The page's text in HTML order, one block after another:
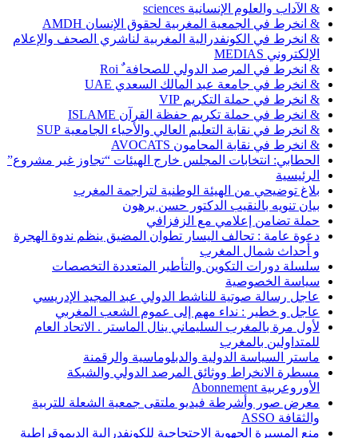
& الآداب والعلوم الإنسانية sciences
& انخرط في الجمعية المغربية لحقوق الإنسان AMDH
& انخرط في الكونفدرالية المغربية لناشري الصحف والإعلام
الإلكتروني MEDIAS
& انخرط في المرصد الدولي للصحافة ٌ Roi
& انخرط في جامعة عبد المالك السعدي UAE
& انخرط في حملة التكريم VIP
& انخرط في حملة تكريم حفظة القرآن ISLAME
& انخرط في نقابة التعليم العالي والأحياء الجامعية SUP
& انخرط في نقابة المحامون AVOCATS
الحطابي: انتخابات المجلس خارج الهيئات “تجاوز غير مشروع”
الرئيسية
بلاغ توضيحي من الهيئة الوطنية لتراجمة المغرب
بيان تنويه بالنقيب الدكتور حسن برهون
حملة تضامن إعلامي مع الزفزافي
دعوة عامة : تحالف اليسار تطوان المضيق ينظم ندوة الهجرة
و أحداث شمال المغرب
سلسلة دورات التكوين والتأطير المتعددة التخصصات
سياسة الخصوصية
عاجل رسالة صوتية للناشط الدولي عبد المجيد الإدريسي
عاجل و خطير : نداء مهم إلى عموم الشعب المغربي
لأول مرة بالمغرب السليماني ينال الماستر . الاتحاد العام
للمتداولين بالمغرب
ماستر السياسة الدولية والدبلوماسية والرقمنة
مسطرة الانخراط ووثائق المرصد الدولي والشبكة
الأوروعربية Abonnement
معرض صور وأشرطة فيديو ملتقى جمعية الشعلة للتربية
والثقافة ASSO
منع المسيرة الجهوية الاحتجاجية للكونفدرالية الديموقراطية